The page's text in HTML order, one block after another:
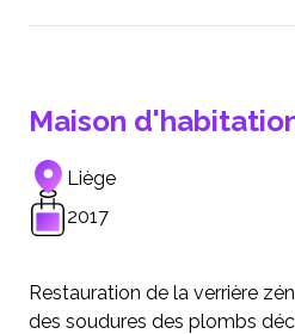
Maison
Liège
2017
Restauration de la verrière
des soudures des plombs